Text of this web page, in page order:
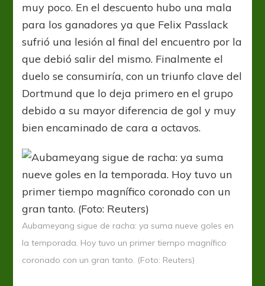
muy poco. En el descuento hubo una mala
para los ganadores ya que Felix Passlack
sufrió una lesión al final del encuentro por la
que debió salir del mismo. Finalmente el
duelo se consumiría, con un triunfo clave del
Dortmund que lo deja primero en el grupo
debido a su mayor diferencia de gol y muy
bien encaminado de cara a octavos.
Aubameyang sigue de racha: ya suma nueve goles en
la temporada. Hoy tuvo un primer tiempo magnífico
coronado con un gran tanto. (Foto: Reuters)